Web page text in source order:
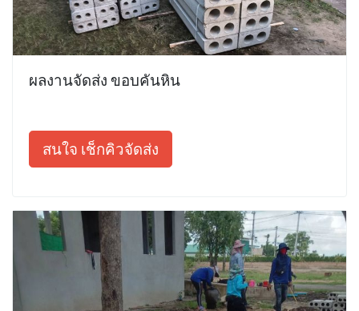
ผลงานจัดส่ง ขอบคันหิน
สนใจ เช็กคิวจัดส่ง